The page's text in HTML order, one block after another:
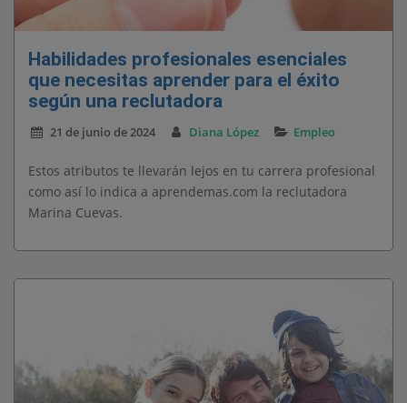
Habilidades profesionales esenciales
que necesitas aprender para el éxito
según una reclutadora
21 de junio de 2024 Diana López Empleo
Estos atributos te llevarán lejos en tu carrera profesional
como así lo indica a aprendemas.com la reclutadora
Marina Cuevas.